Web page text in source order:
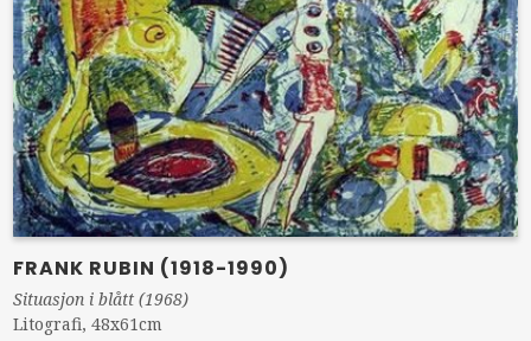
FRANK RUBIN (1918-1990)
Situasjon i blått (1968)
Litografi, 48x61cm